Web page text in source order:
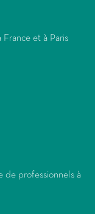
France et à Paris
de professionnels à